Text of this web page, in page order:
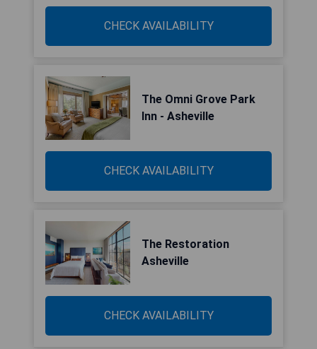
CHECK AVAILABILITY
The Omni Grove Park
Inn - Asheville
CHECK AVAILABILITY
The Restoration
Asheville
CHECK AVAILABILITY